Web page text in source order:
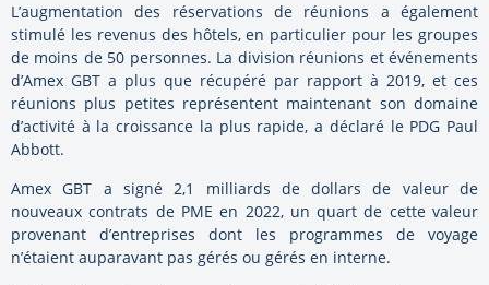
L’augmentation des réservations de réunions a également
stimulé les revenus des hôtels, en particulier pour les groupes
de moins de 50 personnes. La division réunions et événements
d’Amex GBT a plus que récupéré par rapport à 2019, et ces
réunions plus petites représentent maintenant son domaine
d’activité à la croissance la plus rapide, a déclaré le PDG Paul
Abbott.
Amex GBT a signé 2,1 milliards de dollars de valeur de
nouveaux contrats de PME en 2022, un quart de cette valeur
provenant d’entreprises dont les programmes de voyage
n’étaient auparavant pas gérés ou gérés en interne.